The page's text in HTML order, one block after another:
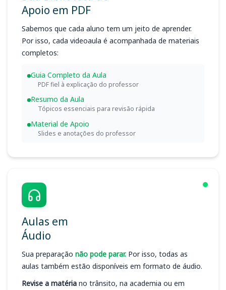
Apoio em PDF
Sabemos que cada aluno tem um jeito de aprender.
Por isso, cada videoaula é acompanhada de materiais
completos:
Guia Completo da Aula
PDF fiel à explicação do professor
Resumo da Aula
Tópicos essenciais para revisão rápida
Material de Apoio
Slides e anotações do professor
Aulas em
Áudio
Sua preparação não pode parar. Por isso, todas as
aulas também estão disponíveis em formato de áudio.
Revise a matéria no trânsito, na academia ou em